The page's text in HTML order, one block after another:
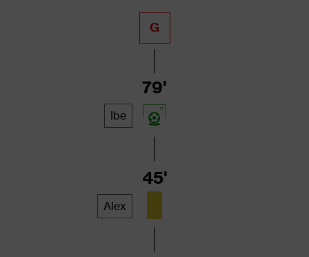
G
Ibe
79'
Alex
45'